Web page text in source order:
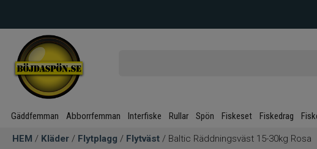
Gäddfemman Abborrfemman Interfiske Rullar Spön Fiskeset Fiskedrag
HEM / Kläder / Flytplagg / Flytväst / Baltic Räddningsväst 15-30kg Rosa